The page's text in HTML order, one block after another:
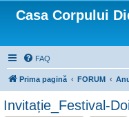
Casa Corpului
FAQ
Prima pagină FORUM
Invitație_Festival-